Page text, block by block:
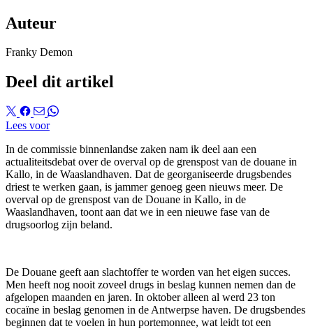
Auteur
Franky Demon
Deel dit artikel
Lees voor
In de commissie binnenlandse zaken nam ik deel aan een
actualiteitsdebat over de overval op de grenspost van de douane in
Kallo, in de Waaslandhaven. Dat de georganiseerde drugsbendes
driest te werken gaan, is jammer genoeg geen nieuws meer. De
overval op de grenspost van de Douane in Kallo, in de
Waaslandhaven, toont aan dat we in een nieuwe fase van de
drugsoorlog zijn beland.
De Douane geeft aan slachtoffer te worden van het eigen succes.
Men heeft nog nooit zoveel drugs in beslag kunnen nemen dan de
afgelopen maanden en jaren. In oktober alleen al werd 23 ton
cocaïne in beslag genomen in de Antwerpse haven. De drugsbendes
beginnen dat te voelen in hun portemonnee, wat leidt tot een